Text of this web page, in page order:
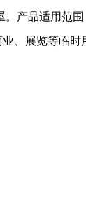
产品适用范围
、展览等临时